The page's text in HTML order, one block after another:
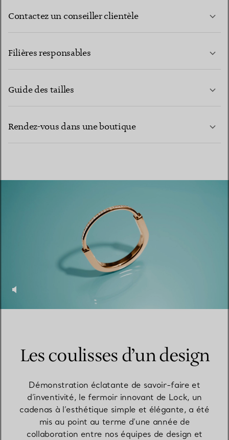
Contactez un conseiller clientèle
Filières responsables
Guide des tailles
Rendez-vous dans une boutique
Les coulisses d’un design
Démonstration éclatante de savoir-faire et
d’inventivité, le fermoir innovant de Lock, un
cadenas à l’esthétique simple et élégante, a été
mis au point au terme d’une année de
collaboration entre nos équipes de design et